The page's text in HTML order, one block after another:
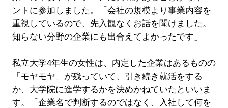
ントに参加しました。「会社の規模より事業内容を
重視しているので、先入観なくお話を聞けました。
知らない分野の企業にも出合えてよかったです」
私立大学4年生の女性は、内定した企業はあるものの
「モヤモヤ」が残っていて、引き続き就活をする
か、大学院に進学するかを決めかねていたといいま
す。「企業名で判断するのではなく、入社して何を